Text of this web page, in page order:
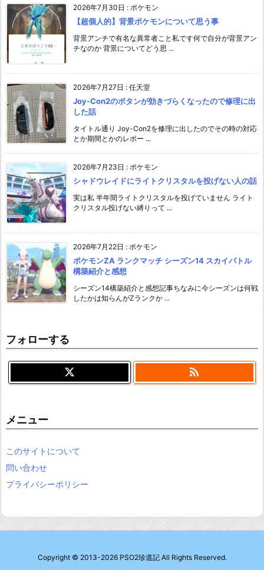
2026年7月30日 : ポケモン
【超個人的】背景ポケモンについて思う事
背景アンチで有名な異常者こと私です何で自分が背景アン
チなのか 背景についてどう思 ...
2026年7月27日 : 任天堂
Joy-Con2のボタンが効きづらくなったので修理に出
した話
タイトル通り Joy-Con2を修理に出したのでその時の対応
とか期間とかのレポー ...
2026年7月23日 : ポケモン
シャドウレイドにライトクリスタルを投げない人の話
実は私 半年間ライトクリスタルを投げていません ライト
クリスタル投げない縛りって ...
2026年7月22日 : ポケモン
ポケモンZA ランクマッチ シーズン14 スカイバトル
構築紹介と感想
シーズン14構築紹介と感想記事ちなみに今シーズンは何戦
したかは知らんがZランクか ...
フォローする

メニュー
このサイトについて
問い合わせ
プライバシーポリシー
Copyright © 2013-2026 PSO2珍道記All Rights Reserved.